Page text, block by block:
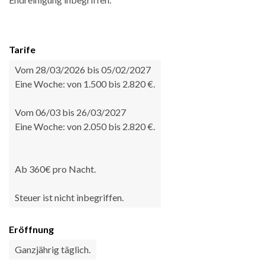
Tarife
Vom 28/03/2026 bis 05/02/2027
Eine Woche: von 1.500 bis 2.820 €.
Vom 06/03 bis 26/03/2027
Eine Woche: von 2.050 bis 2.820 €.
Ab 360€ pro Nacht.
Steuer ist nicht inbegriffen.
Eröffnung
Ganzjährig täglich.